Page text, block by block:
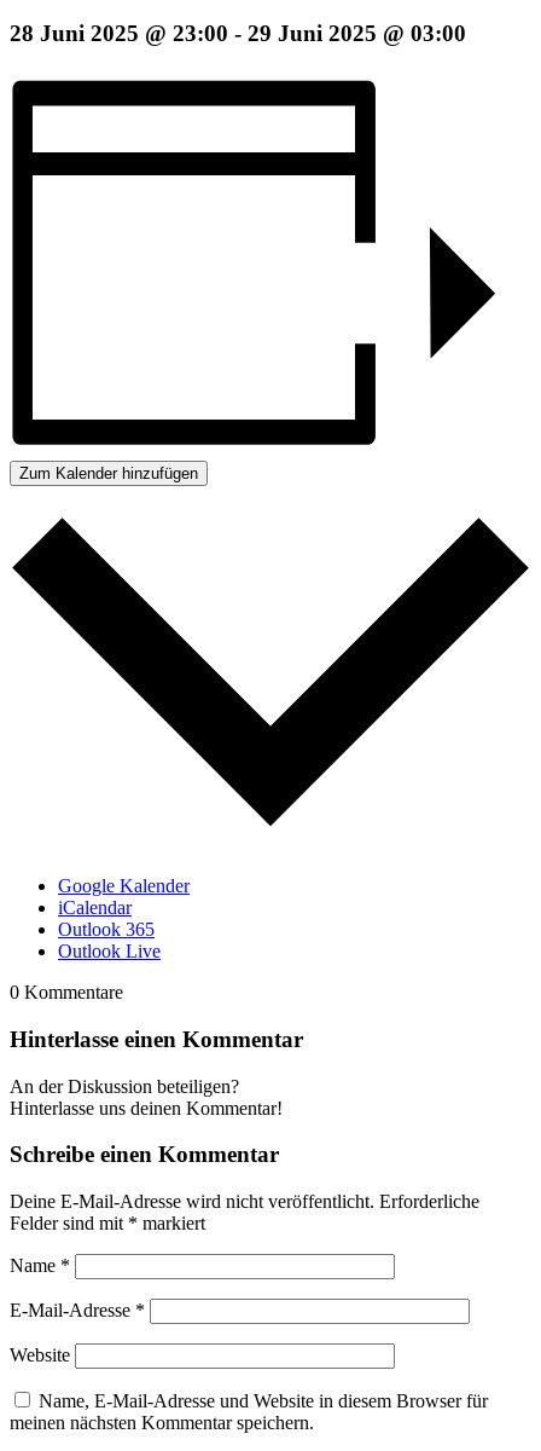
28 Juni 2025 @ 23:00 - 29 Juni 2025 @ 03:00
Zum Kalender hinzufügen
Google Kalender
iCalendar
Outlook 365
Outlook Live
0 Kommentare
Hinterlasse einen Kommentar
An der Diskussion beteiligen?
Hinterlasse uns deinen Kommentar!
Schreibe einen Kommentar
Deine E-Mail-Adresse wird nicht veröffentlicht. Erforderliche
Felder sind mit * markiert
Name *
E-Mail-Adresse *
Website
Name, E-Mail-Adresse und Website in diesem Browser für
meinen nächsten Kommentar speichern.